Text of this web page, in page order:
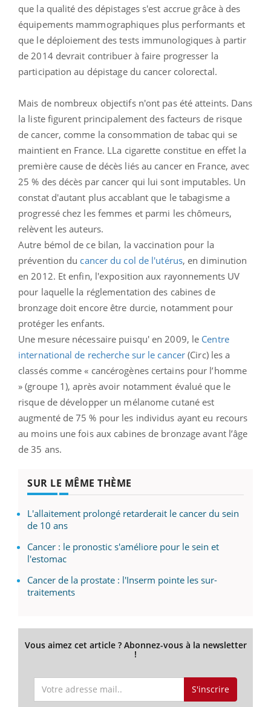
que la qualité des dépistages s'est accrue grâce à des
équipements mammographiques plus performants et
que le déploiement des tests immunologiques à partir
de 2014 devrait contribuer à faire progresser la
participation au dépistage du cancer colorectal.
Mais de nombreux objectifs n'ont pas été atteints. Dans
la liste figurent principalement des facteurs de risque
de cancer, comme la consommation de tabac qui se
maintient en France. LLa cigarette constitue en effet la
première cause de décès liés au cancer en France, avec
25 % des décès par cancer qui lui sont imputables. Un
constat d'autant plus accablant que le tabagisme a
progressé chez les femmes et parmi les chômeurs,
relèvent les auteurs.
Autre bémol de ce bilan, la vaccination pour la
prévention du cancer du col de l'utérus, en diminution
en 2012. Et enfin, l'exposition aux rayonnements UV
pour laquelle la réglementation des cabines de
bronzage doit encore être durcie, notamment pour
protéger les enfants.
Une mesure nécessaire puisqu' en 2009, le Centre
international de recherche sur le cancer (Circ) les a
classés comme « cancérogènes certains pour l’homme
» (groupe 1), après avoir notamment évalué que le
risque de développer un mélanome cutané est
augmenté de 75 % pour les individus ayant eu recours
au moins une fois aux cabines de bronzage avant l’âge
de 35 ans.
SUR LE MÊME THÈME
L'allaitement prolongé retarderait le cancer du sein
de 10 ans
Cancer : le pronostic s'améliore pour le sein et
l'estomac
Cancer de la prostate : l'Inserm pointe les sur-
traitements
Vous aimez cet article ? Abonnez-vous à la newsletter
!
S'inscrire